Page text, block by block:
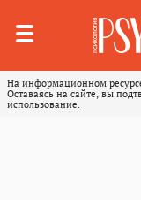
На информационном
Оставаясь на сайте, вы
использование.